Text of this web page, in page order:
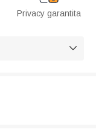
Privacy garantita
